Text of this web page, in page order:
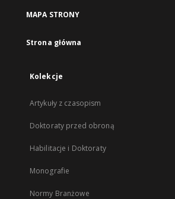
MAPA STRONY
Strona główna
Kolekcje
Artykuły z czasopism
Doktoraty przed obroną
Habilitacje i Doktoraty
Monografie
Normy Branżowe